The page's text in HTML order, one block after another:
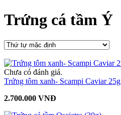
Trứng cá tầm Ý
Chưa có đánh giá.
Trứng tôm xanh- Scampi Caviar 25g
2.700.000 VNĐ